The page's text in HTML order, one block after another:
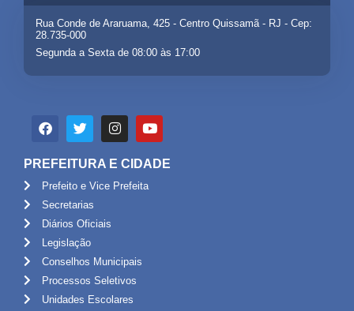
Rua Conde de Araruama, 425 - Centro Quissamã - RJ - Cep:
28.735-000
Segunda a Sexta de 08:00 às 17:00
PREFEITURA E CIDADE
Prefeito e Vice Prefeita
Secretarias
Diários Oficiais
Legislação
Conselhos Municipais
Processos Seletivos
Unidades Escolares